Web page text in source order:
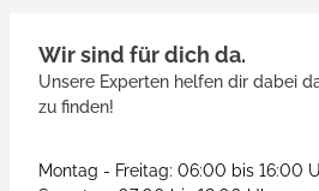
Wir sind für dich da.
Unsere Experten helfen dir dabei
zu finden!
Montag - Freitag: 06:00 bis 16:00